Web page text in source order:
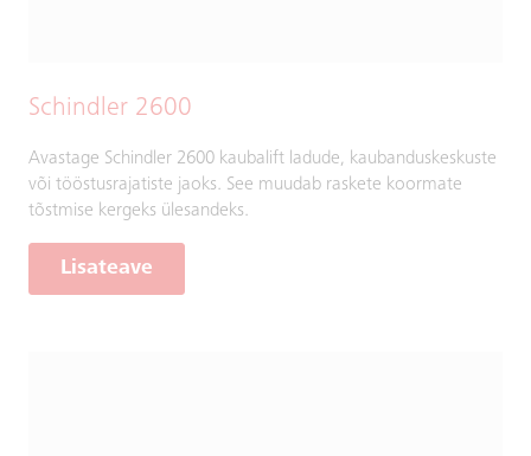
Schindler 2600
Avastage Schindler 2600 kaubalift ladude, kaubanduskeskuste
või tööstusrajatiste jaoks. See muudab raskete koormate
tõstmise kergeks ülesandeks.
Lisateave